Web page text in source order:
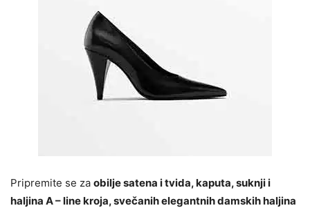
Pripremite se za obilje satena i tvida, kaputa, suknji i
haljina A – line kroja, svečanih elegantnih damskih haljina